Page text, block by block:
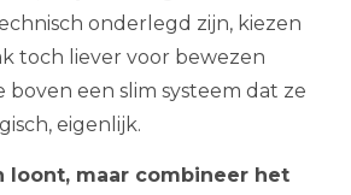
onderlegd zijn, kiezen
toch liever voor bewezen
een slim systeem dat ze
eigenlijk.
loont, maar combineer het